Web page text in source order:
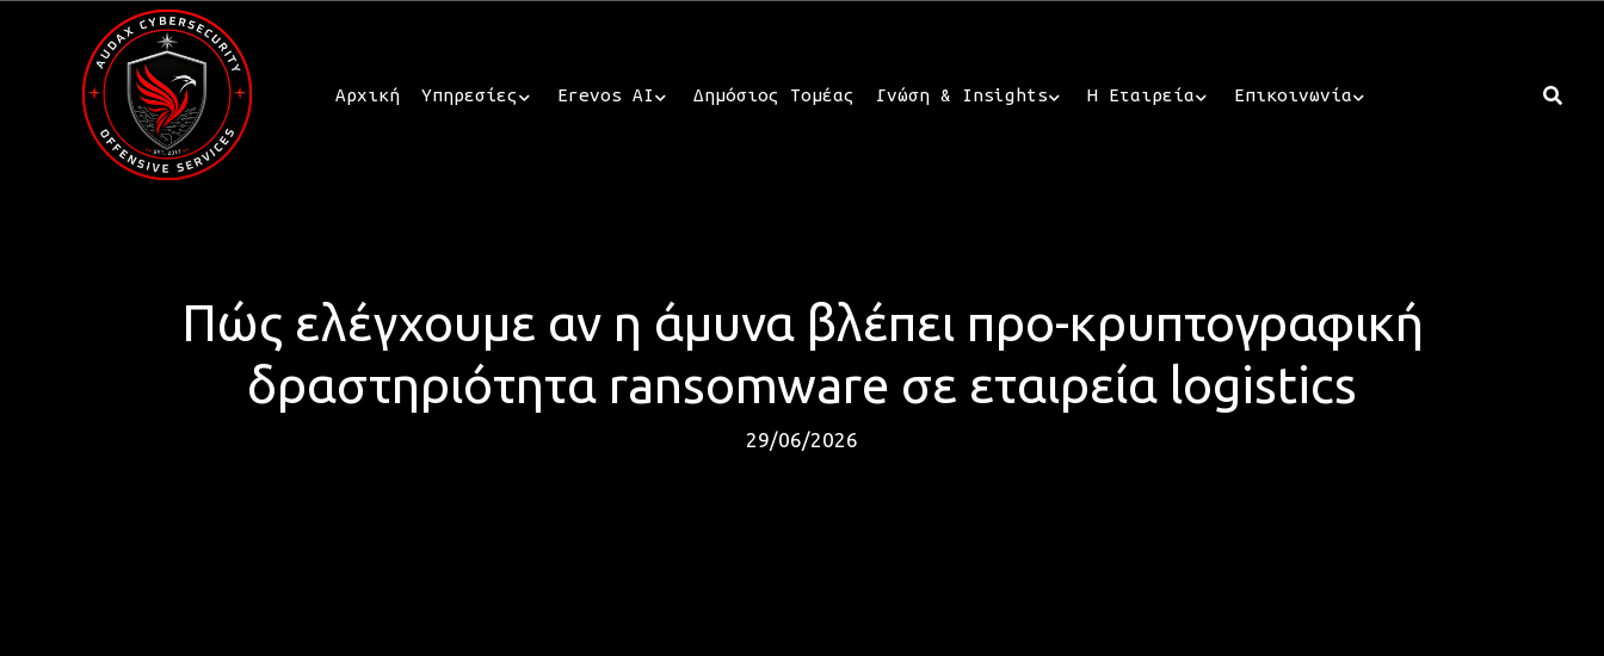
Αρχική Υπηρεσίες Erevos AI Δημόσιος Τομέας Γνώση & Insights Η Εταιρεία Επικοινωνία
Πώς ελέγχουμε αν η άμυνα βλέπει προ-κρυπτογραφική
δραστηριότητα ransomware σε εταιρεία logistics
29/06/2026